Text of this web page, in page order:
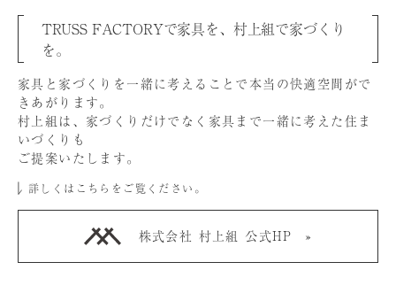
TRUSS FACTORYで家具を、村上組で家づくり
を。
家具と家づくりを⼀緒に考えることで本当の快適空間がで
きあがります。
村上組は、家づくりだけでなく家具まで⼀緒に考えた住ま
いづくりも
ご提案いたします。
詳しくはこちらをご覧ください。
株式会社 村上組 公式HP